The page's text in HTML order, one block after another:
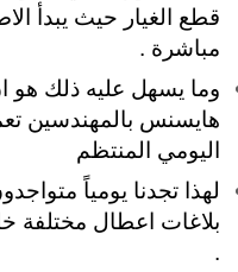
قطع الغيار حيث يبدأ
مباشرة .
وما يسهل عليه ذلك هو
هايسنس بالمهندسين
اليومي المنتظم
لهذا تجدنا يومياً
بلاغات اعطال مختلفة
.